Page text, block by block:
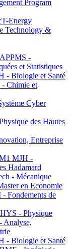
Program
Energy
Technology &
-
et Statistiques
- Biologie et Santé
Chimie et
Cyber
des Hautes
Entreprise
MJH -
Hadamard
- Mécanique
en Economie
Fondements de
- Physique
- Biologie et Santé